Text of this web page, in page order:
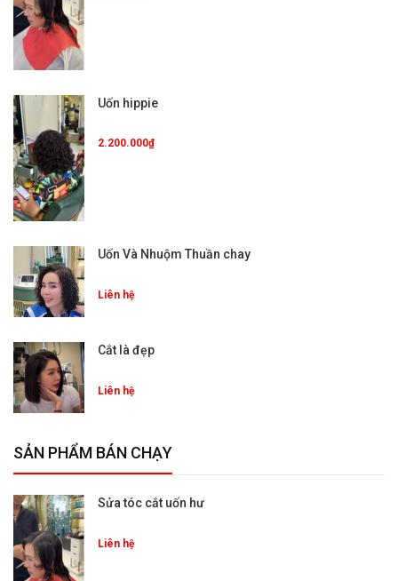
Uốn hippie
2.200.000₫
Uốn Và Nhuộm Thuần chay
Liên hệ
Cắt là đẹp
Liên hệ
SẢN PHẨM BÁN CHẠY
Sửa tóc cắt uốn hư
Liên hệ